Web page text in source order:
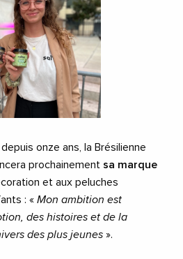
onze ans, la Brésilienne
prochainement sa marque
et aux peluches
: « Mon ambition est
des histoires et de la
des plus jeunes ».